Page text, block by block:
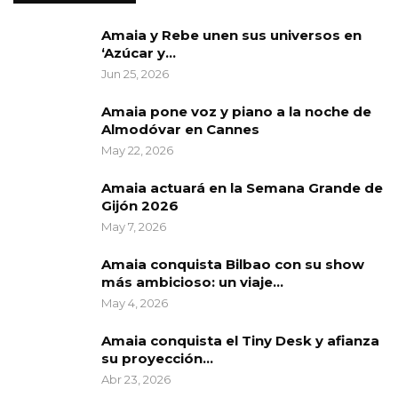
Amaia y Rebe unen sus universos en
‘Azúcar y…
Jun 25, 2026
Amaia pone voz y piano a la noche de
Almodóvar en Cannes
May 22, 2026
Amaia actuará en la Semana Grande de
Gijón 2026
May 7, 2026
Amaia conquista Bilbao con su show
más ambicioso: un viaje…
May 4, 2026
Amaia conquista el Tiny Desk y afianza
su proyección…
Abr 23, 2026